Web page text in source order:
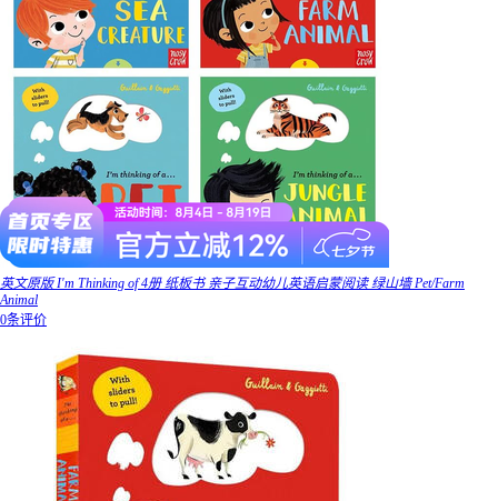
英文原版 I'm Thinking of 4册 纸板书 亲子互动幼儿英语启蒙阅读 绿山墙 Pet/Farm
Animal
0条评价